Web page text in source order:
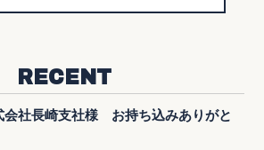
RECENT
会社長崎支社様 お持ち込みありがと